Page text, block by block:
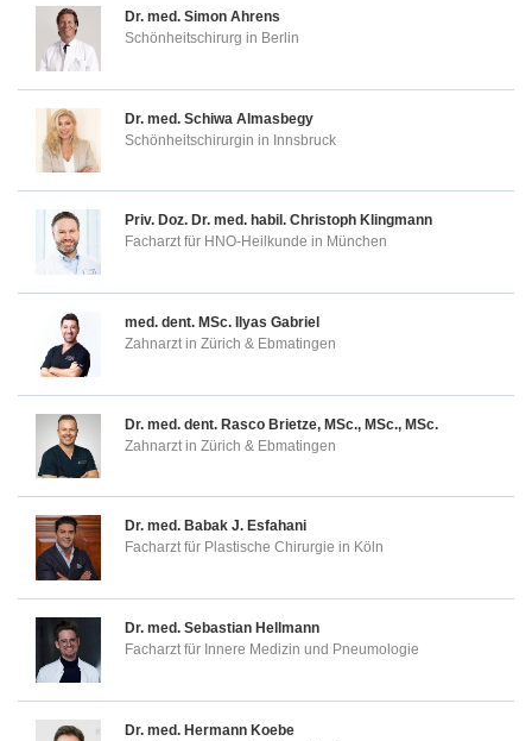
Dr. med. Simon Ahrens
Schönheitschirurg in Berlin
Dr. med. Schiwa Almasbegy
Schönheitschirurgin in Innsbruck
Priv. Doz. Dr. med. habil. Christoph Klingmann
Facharzt für HNO-Heilkunde in München
med. dent. MSc.
Ilyas Gabriel
Zahnarzt in Zürich & Ebmatingen
Dr. med. dent. Rasco Brietze, MSc., MSc., MSc.
Zahnarzt in Zürich & Ebmatingen
Dr. med. Babak J. Esfahani
Facharzt für Plastische Chirurgie in Köln
Dr. med. Sebastian Hellmann
Facharzt für Innere Medizin und Pneumologie
Dr. med. Hermann Koebe